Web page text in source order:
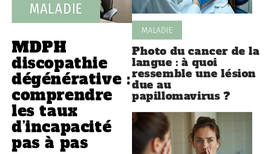
MALADIE
MDPH
discopathie
dégénérative :
comprendre
les taux
d’incapacité
pas à pas
MALADIE
Photo du cancer de la
langue : à quoi
ressemble une lésion
due au
papillomavirus ?